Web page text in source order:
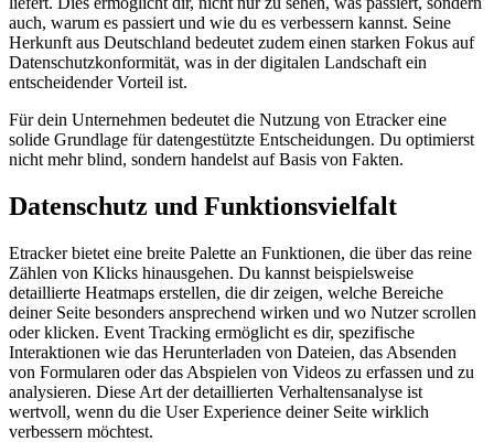
auch, warum es passiert und wie du es verbessern kannst. Seine
Herkunft aus Deutschland bedeutet zudem einen starken Fokus auf
Datenschutzkonformität, was in der digitalen Landschaft ein
entscheidender Vorteil ist.
Für dein Unternehmen bedeutet die Nutzung von Etracker eine
solide Grundlage für datengestützte Entscheidungen. Du optimierst
nicht mehr blind, sondern handelst auf Basis von Fakten.
Datenschutz und Funktionsvielfalt
Etracker bietet eine breite Palette an Funktionen, die über das reine
Zählen von Klicks hinausgehen. Du kannst beispielsweise
detaillierte Heatmaps erstellen, die dir zeigen, welche Bereiche
deiner Seite besonders ansprechend wirken und wo Nutzer scrollen
oder klicken. Event Tracking ermöglicht es dir, spezifische
Interaktionen wie das Herunterladen von Dateien, das Absenden
von Formularen oder das Abspielen von Videos zu erfassen und zu
analysieren. Diese Art der detaillierten Verhaltensanalyse ist
wertvoll, wenn du die User Experience deiner Seite wirklich
verbessern möchtest.